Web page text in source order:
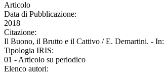
Articolo
Data di Pubblicazione:
2018
Citazione:
Il Buono, il Brutto e il Cattivo / E. Demartini. -
Tipologia IRIS:
01 - Articolo su periodico
Elenco autori: